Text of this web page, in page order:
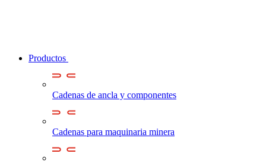
Productos
Cadenas de ancla y componentes
Cadenas para maquinaria minera